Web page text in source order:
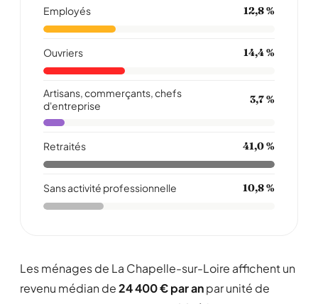
Employés 12,8 %
Ouvriers 14,4 %
Artisans, commerçants, chefs
d'entreprise
3,7 %
Retraités 41,0 %
Sans activité professionnelle 10,8 %
Les ménages de La Chapelle-sur-Loire affichent un
revenu médian de24 400 € par anpar unité de